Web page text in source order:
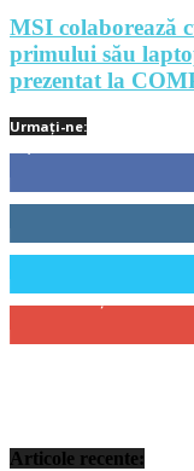
MSI colaborează
primului său
prezentat la
Urmați-ne:
522 Cititori
45 Cititori
314 Abonați
Articole recente: